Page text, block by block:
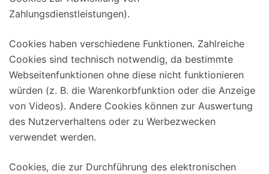
Zahlungsdienstleistungen).
Cookies haben verschiedene Funktionen. Zahlreiche
Cookies sind technisch notwendig, da bestimmte
Webseitenfunktionen ohne diese nicht funktionieren
würden (z. B. die Warenkorbfunktion oder die Anzeige
von Videos). Andere Cookies können zur Auswertung
des Nutzerverhaltens oder zu Werbezwecken
verwendet werden.
Cookies, die zur Durchführung des elektronischen